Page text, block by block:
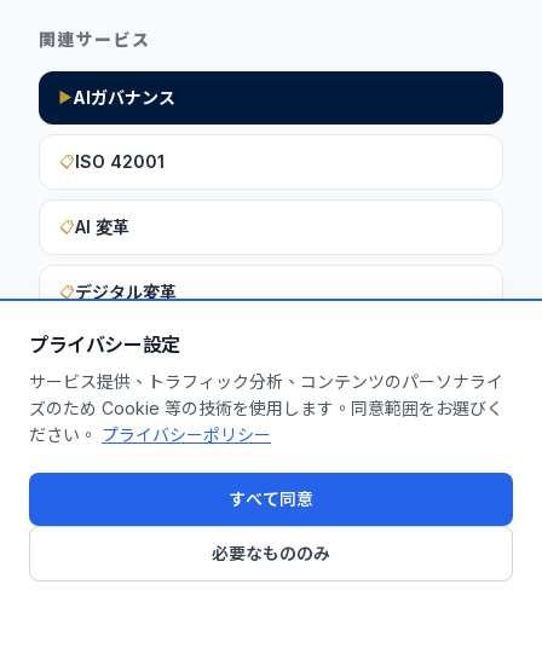
プライバシー設定
サービス提供、トラフィック分析、コンテンツのパーソナライ
ズのため Cookie 等の技術を使用します。同意範囲をお選びく
ださい。 プライバシーポリシー
すべて同意
必要なもののみ
関連サービス
▶AIガバナンス
📋ISO 42001
📋AI 変革
📋デジタル変革
このインサイトを貴社に活用しません
か？
無料診断を申し込む